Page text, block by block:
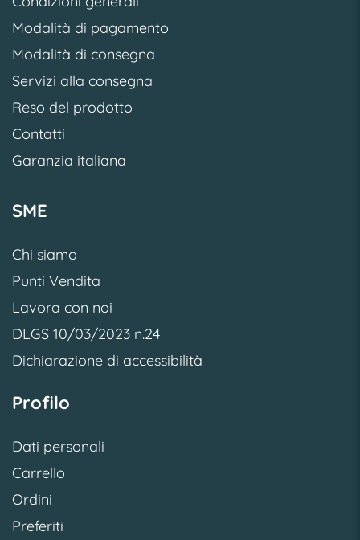
Modalità di pagamento
Modalità di consegna
Servizi alla consegna
Reso del prodotto
Contatti
Garanzia italiana
SME
Chi siamo
Punti Vendita
Lavora con noi
DLGS 10/03/2023 n.24
Dichiarazione di accessibilità
Profilo
Dati personali
Carrello
Ordini
Preferiti